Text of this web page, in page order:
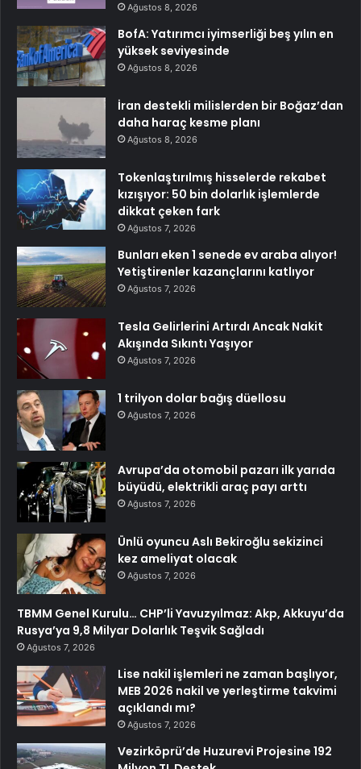
Ağustos 8, 2026
BofA: Yatırımcı iyimserliği beş yılın en
yüksek seviyesinde
Ağustos 8, 2026
İran destekli milislerden bir Boğaz’dan
daha haraç kesme planı
Ağustos 8, 2026
Tokenlaştırılmış hisselerde rekabet
kızışıyor: 50 bin dolarlık işlemlerde
dikkat çeken fark
Ağustos 7, 2026
Bunları eken 1 senede ev araba alıyor!
Yetiştirenler kazançlarını katlıyor
Ağustos 7, 2026
Tesla Gelirlerini Artırdı Ancak Nakit
Akışında Sıkıntı Yaşıyor
Ağustos 7, 2026
1 trilyon dolar bağış düellosu
Ağustos 7, 2026
Avrupa’da otomobil pazarı ilk yarıda
büyüdü, elektrikli araç payı arttı
Ağustos 7, 2026
Ünlü oyuncu Aslı Bekiroğlu sekizinci
kez ameliyat olacak
Ağustos 7, 2026
TBMM Genel Kurulu… CHP’li Yavuzyılmaz: Akp, Akkuyu’da
Rusya’ya 9,8 Milyar Dolarlık Teşvik Sağladı
Ağustos 7, 2026
Lise nakil işlemleri ne zaman başlıyor,
MEB 2026 nakil ve yerleştirme takvimi
açıklandı mı?
Ağustos 7, 2026
Vezirköprü’de Huzurevi Projesine 192